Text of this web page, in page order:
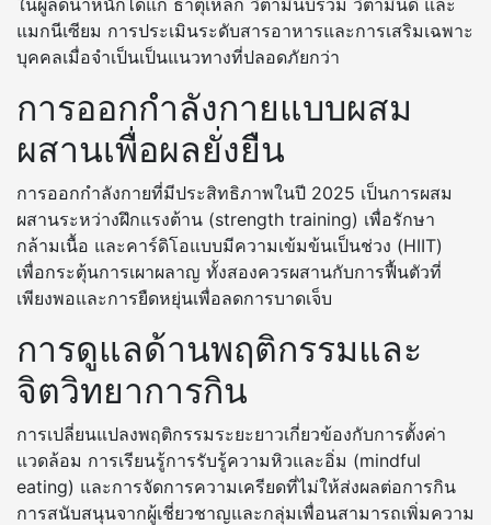
แมกนีเซียม การประเมินระดับสารอาหารและการเสริมเฉพาะ
บุคคลเมื่อจำเป็นเป็นแนวทางที่ปลอดภัยกว่า
การออกกำลังกายแบบผสม
ผสานเพื่อผลยั่งยืน
การออกกำลังกายที่มีประสิทธิภาพในปี 2025 เป็นการผสม
ผสานระหว่างฝึกแรงต้าน (strength training) เพื่อรักษา
กล้ามเนื้อ และคาร์ดิโอแบบมีความเข้มข้นเป็นช่วง (HIIT)
เพื่อกระตุ้นการเผาผลาญ ทั้งสองควรผสานกับการฟื้นตัวที่
เพียงพอและการยืดหยุ่นเพื่อลดการบาดเจ็บ
การดูแลด้านพฤติกรรมและ
จิตวิทยาการกิน
การเปลี่ยนแปลงพฤติกรรมระยะยาวเกี่ยวข้องกับการตั้งค่า
แวดล้อม การเรียนรู้การรับรู้ความหิวและอิ่ม (mindful
eating) และการจัดการความเครียดที่ไม่ให้ส่งผลต่อการกิน
การสนับสนุนจากผู้เชี่ยวชาญและกลุ่มเพื่อนสามารถเพิ่มความ